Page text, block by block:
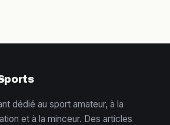
dédié au sport amateur, à la
et à la minceur. Des articles